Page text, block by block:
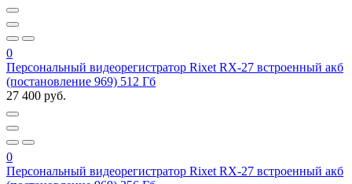
0
Персональный видеорегистратор Rixet RX-27 встроенный акб
(постановление 969) 512 Гб
27 400 руб.
0
Персональный видеорегистратор Rixet RX-27 встроенный акб